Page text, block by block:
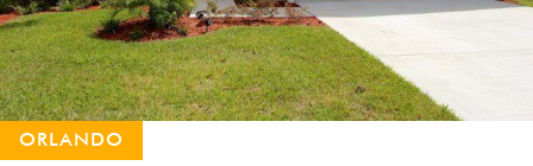
ORLANDO